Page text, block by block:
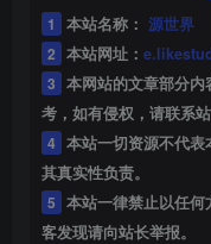
1 本站名称： 源世界
2 本站网址：
3 本网站的文章部分
考，如有侵权，请联系
4 本站一切资源不代
其真实性负责。
5 本站一律禁止以任
客发现请向站长举报。